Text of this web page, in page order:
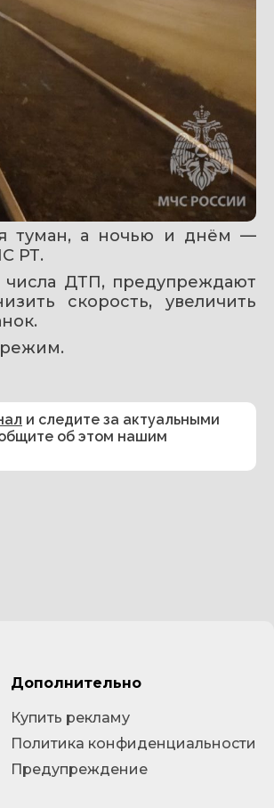
туман, а ночью и днём —
РТ.
ДТП, предупреждают
скорость, увеличить
и следите за актуальными
об этом нашим
Дополнительно
Купить рекламу
Политика конфиденциальности
Предупреждение